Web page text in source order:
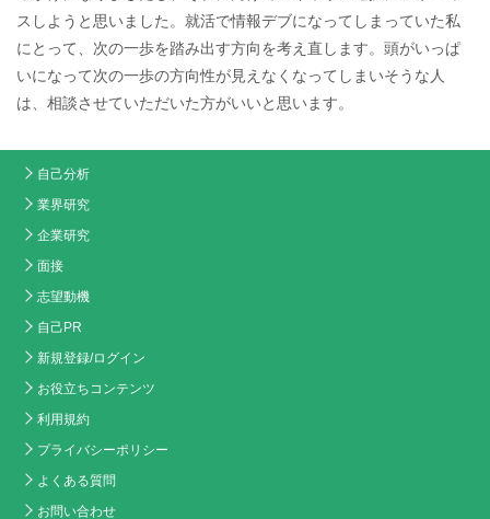
スしようと思いました。就活で情報デブになってしまっていた私
にとって、次の一歩を踏み出す方向を考え直します。頭がいっぱ
いになって次の一歩の方向性が見えなくなってしまいそうな人
は、相談させていただいた方がいいと思います。
自己分析
業界研究
企業研究
面接
志望動機
自己PR
新規登録/ログイン
お役立ちコンテンツ
利用規約
プライバシーポリシー
よくある質問
お問い合わせ